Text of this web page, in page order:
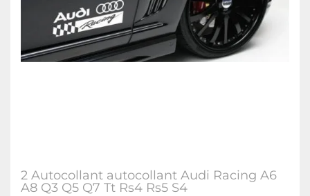
2 Autocollant autocollant Audi Racing A6
A8 Q3 Q5 Q7 Tt Rs4 Rs5 S4